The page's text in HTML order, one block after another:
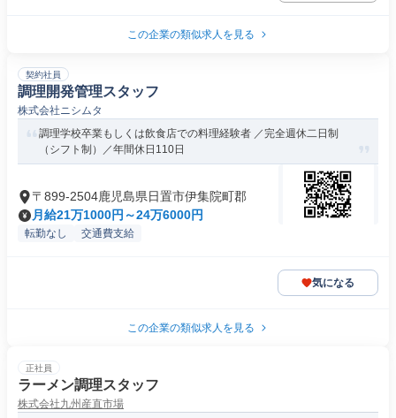
この企業の類似求人を見る
契約社員
調理開発管理スタッフ
株式会社ニシムタ
調理学校卒業もしくは飲食店での料理経験者 ／完全週休二日制
（シフト制）／年間休日110日
〒899-2504鹿児島県日置市伊集院町郡
月給21万1000円～24万6000円
転勤なし 交通費支給
気になる
この企業の類似求人を見る
正社員
ラーメン調理スタッフ
株式会社九州産直市場